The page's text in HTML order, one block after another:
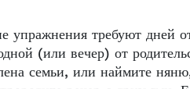
упражнения требуют дней
(или вечер) от
семьи, или наймите